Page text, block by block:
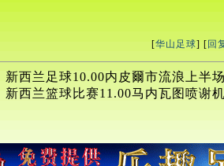
[华山足球] [ 回
新西兰足球10.00内皮爾市流浪上半
新西兰篮球比赛11.00马内瓦图喷谢